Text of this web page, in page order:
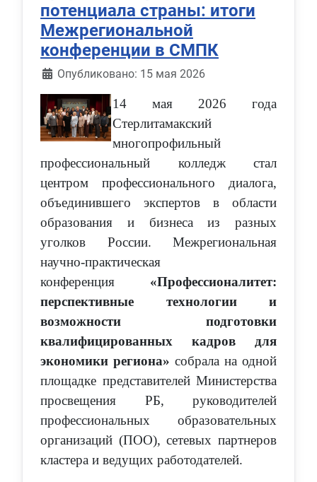
потенциала страны: итоги
Межрегиональной
конференции в СМПК
Информация о материале
Опубликовано: 15 мая 2026
14 мая 2026 года
Стерлитамакский
многопрофильный
профессиональный колледж стал
центром профессионального диалога,
объединившего экспертов в области
образования и бизнеса из разных
уголков России. Межрегиональная
научно-практическая
конференция «Профессионалитет:
перспективные технологии и
возможности подготовки
квалифицированных кадров для
экономики региона» собрала на одной
площадке представителей Министерства
просвещения РБ, руководителей
профессиональных образовательных
организаций (ПОО), сетевых партнеров
кластера и ведущих работодателей.